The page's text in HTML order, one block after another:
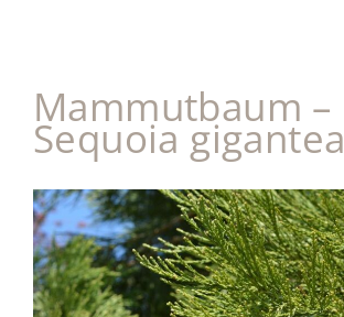
Mammutbaum –
Sequoia gigantea